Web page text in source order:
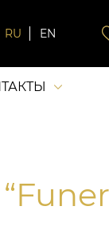
RU EN